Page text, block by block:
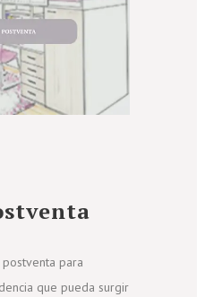
para
que pueda surgir